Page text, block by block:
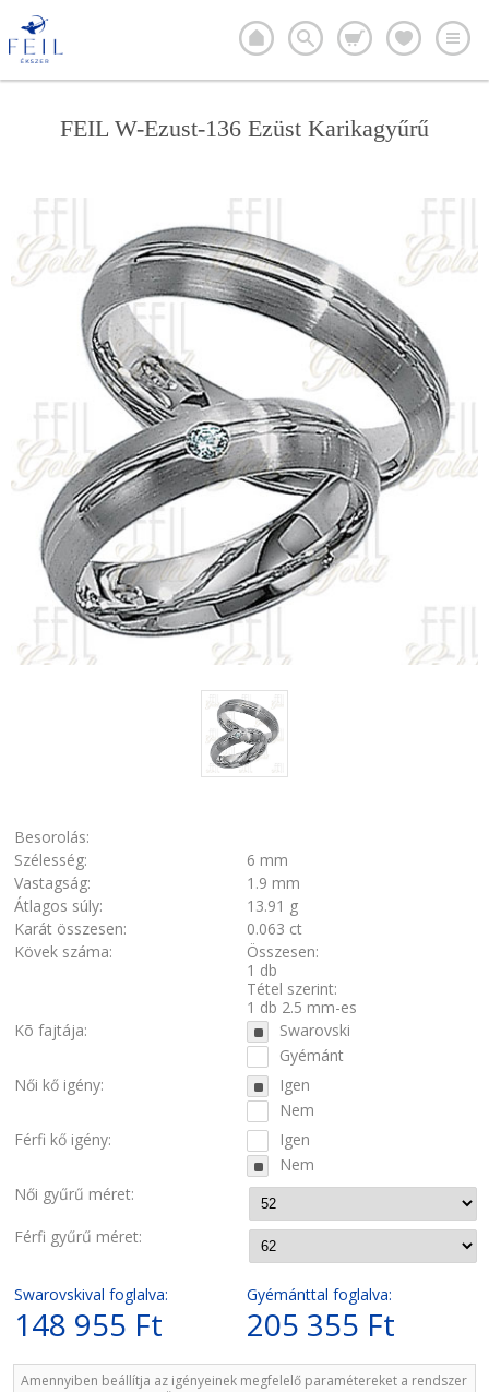
FEIL W-Ezust-136 Ezüst Karikagyűrű
Besorolás:
Szélesség:
6 mm
Vastagság:
1.9 mm
Átlagos súly:
13.91 g
Karát összesen:
0.063 ct
Kövek száma:
Összesen:
1 db
Tétel szerint:
1 db 2.5 mm-es
Kõ fajtája:
Swarovski
Gyémánt
Női kő igény:
Igen
Nem
Férfi kő igény:
Igen
Nem
Női gyűrű méret:
Férfi gyűrű méret:
Swarovskival foglalva:
148 955 Ft
Gyémánttal foglalva:
205 355 Ft
Amennyiben beállítja az igényeinek megfelelő paramétereket a rendszer